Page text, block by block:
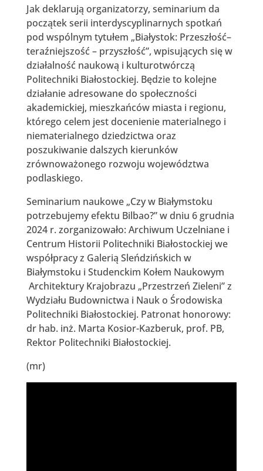
Jak deklarują organizatorzy, seminarium da
początek serii interdyscyplinarnych spotkań
pod wspólnym tytułem „Białystok: Przeszłość–
teraźniejszość – przyszłość”, wpisujących się w
działalność naukową i kulturotwórczą
Politechniki Białostockiej. Będzie to kolejne
działanie adresowane do społeczności
akademickiej, mieszkańców miasta i regionu,
którego celem jest docenienie materialnego i
niematerialnego dziedzictwa oraz
poszukiwanie dalszych kierunków
zrównoważonego rozwoju województwa
podlaskiego.
Seminarium naukowe „Czy w Białymstoku
potrzebujemy efektu Bilbao?” w dniu 6 grudnia
2024 r. zorganizowało: Archiwum Uczelniane i
Centrum Historii Politechniki Białostockiej we
współpracy z Galerią Sleńdzińskich w
Białymstoku i Studenckim Kołem Naukowym
Architektury Krajobrazu „Przestrzeń Zieleni” z
Wydziału Budownictwa i Nauk o Środowiska
Politechniki Białostockiej. Patronat honorowy:
dr hab. inż. Marta Kosior-Kazberuk, prof. PB,
Rektor Politechniki Białostockiej.
(mr)